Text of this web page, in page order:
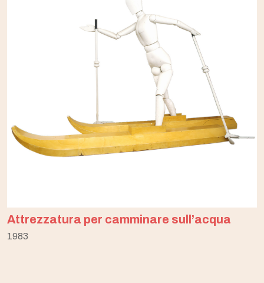
Attrezzatura per camminare sull’acqua
1983